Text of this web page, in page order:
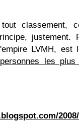
tout classement,
justement.
LVMH, est
les